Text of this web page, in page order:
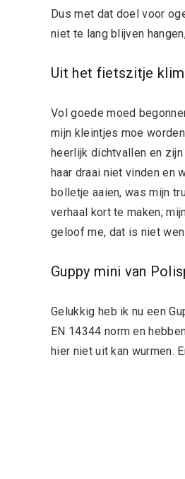
Dus met dat doel voor
niet te lang blijven
Uit het fietszitje
Vol goede moed
mijn kleintjes moe
heerlijk dichtvallen en
haar draai niet vinden en
bolletje aaien, was mijn
verhaal kort te maken;
geloof me, dat is niet
Guppy mini van
Gelukkig heb ik nu een
EN 14344 norm en
hier niet uit kan wurmen.